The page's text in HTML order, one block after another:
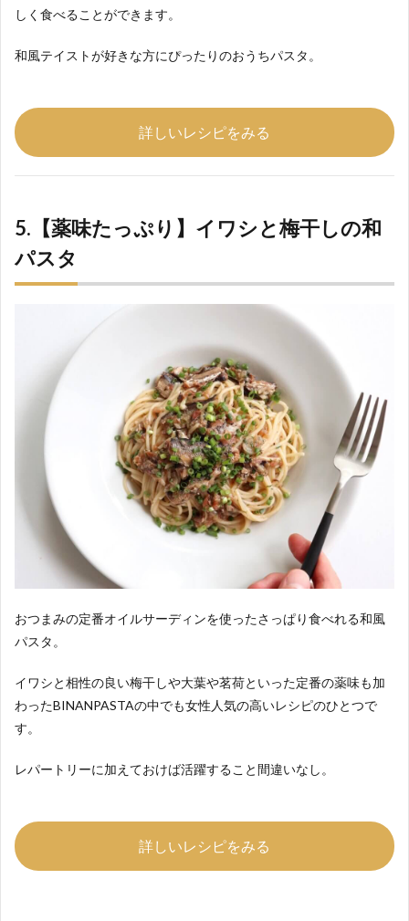
しく食べることができます。
和風テイストが好きな方にぴったりのおうちパスタ。
詳しいレシピをみる
5.【薬味たっぷり】イワシと梅干しの和
パスタ
おつまみの定番オイルサーディンを使ったさっぱり食べれる和風
パスタ。
イワシと相性の良い梅干しや大葉や茗荷といった定番の薬味も加
わったBINANPASTAの中でも女性人気の高いレシピのひとつで
す。
レパートリーに加えておけば活躍すること間違いなし。
詳しいレシピをみる